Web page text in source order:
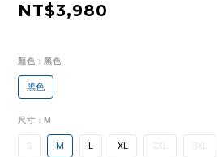
NT$3,980
顏色 : 黑色
黑色
尺寸 : M
S M L XL 2XL 3XL